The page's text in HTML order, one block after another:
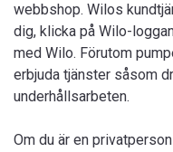
webbshop. Wilos
dig, klicka på Wilo-
med Wilo. Förutom
erbjuda tjänster såsom
underhållsarbeten.
Om du är en